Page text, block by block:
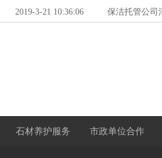
2019-3-21 10:36:06
保洁托管公司
石材养护服务 市政单位合作